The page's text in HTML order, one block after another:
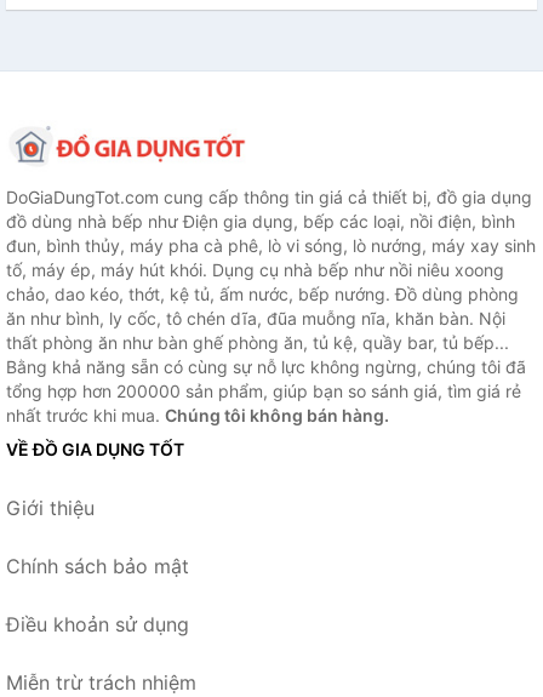
DoGiaDungTot.com cung cấp thông tin giá cả thiết bị, đồ gia dụng
đồ dùng nhà bếp như Điện gia dụng, bếp các loại, nồi điện, bình
đun, bình thủy, máy pha cà phê, lò vi sóng, lò nướng, máy xay sinh
tố, máy ép, máy hút khói. Dụng cụ nhà bếp như nồi niêu xoong
chảo, dao kéo, thớt, kệ tủ, ấm nước, bếp nướng. Đồ dùng phòng
ăn như bình, ly cốc, tô chén dĩa, đũa muỗng nĩa, khăn bàn. Nội
thất phòng ăn như bàn ghế phòng ăn, tủ kệ, quầy bar, tủ bếp...
Bằng khả năng sẵn có cùng sự nỗ lực không ngừng, chúng tôi đã
tổng hợp hơn 200000 sản phẩm, giúp bạn so sánh giá, tìm giá rẻ
nhất trước khi mua. Chúng tôi không bán hàng.
VỀ ĐỒ GIA DỤNG TỐT
Giới thiệu
Chính sách bảo mật
Điều khoản sử dụng
Miễn trừ trách nhiệm